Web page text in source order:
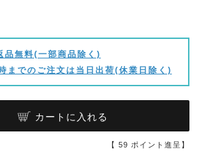
品無料(一部商品除く)
までのご注文は当日出荷(休業日除く)
カートに入れる
【 59 ポイント進呈】